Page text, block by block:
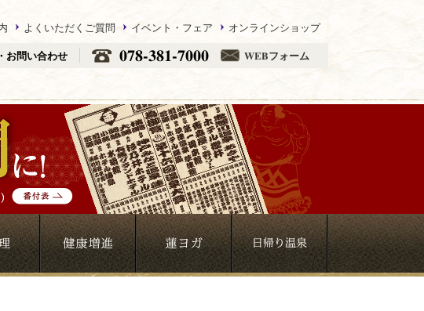
よくいただくご質問 イベント・フェア オンラインショップ
お問い合わせ 078-381-7000 WEBフォーム